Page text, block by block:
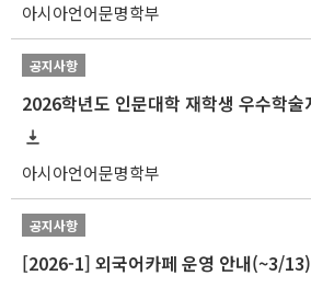
아시아언어문명학부
공지사항
아시아언어문명학부
공지사항
[2026-1] 외국어카페 운영 안내(~3/13)